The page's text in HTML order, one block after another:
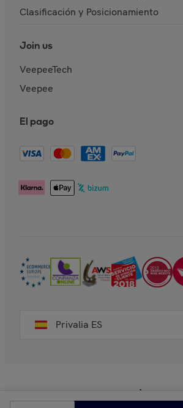
Clasificación y Posicionamiento
Join us
VeepeeTech
Veepee
El pago
Privalia ES